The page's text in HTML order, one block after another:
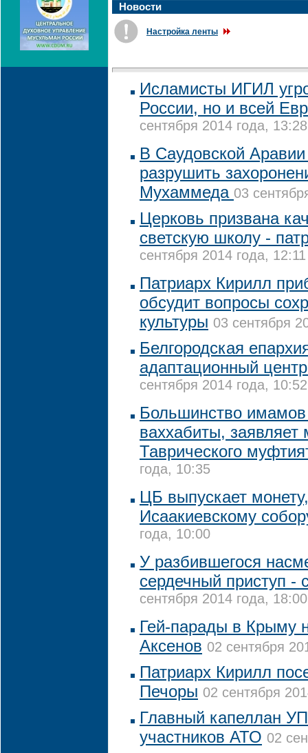
Новости
Настройка ленты
Исламисты ИГИЛ
России, но и всей
сентября 2014 года, 13:28
В Саудовской
разрушить
Мухаммеда 03
Церковь призвана
светскую школу -
сентября 2014 года, 12:11
Патриарх Кирилл
обсудит вопросы
культуры 03 сентября
Белгородская
адаптационный
сентября 2014 года, 10:52
Большинство
ваххабиты, заявляет
Таврического
года, 10:35
ЦБ выпускает
Исаакиевскому
года, 10:00
У разбившегося
сердечный приступ -
сентября 2014 года, 18:00
Гей-парады в Крыму
Аксенов 02 сентября
Патриарх Кирилл
Печоры 02 сентября
Главный капеллан
участников АТО 02